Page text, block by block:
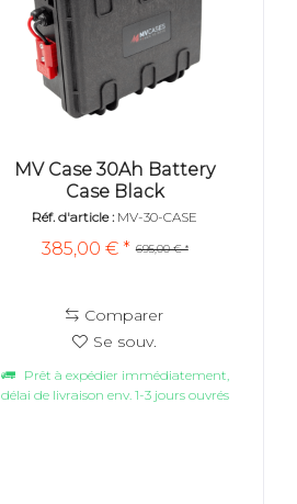
MV Case 30Ah Battery
Case Black
Réf. d'article : MV-30-CASE
695,00 € *
385,00 € *
Comparer
Se souv.
Prêt à expédier immédiatement,
délai de livraison env. 1-3 jours ouvrés